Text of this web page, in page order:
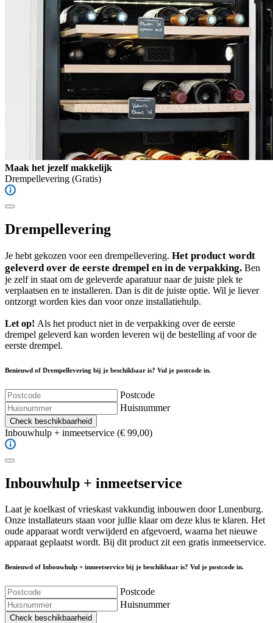
Maak het jezelf makkelijk
Drempellevering (Gratis)
Drempellevering
Je hebt gekozen voor een drempellevering. Het product wordt
geleverd over de eerste drempel en in de verpakking. Ben
je zelf in staat om de geleverde aparatuur naar de juiste plek te
verplaatsen en te installeren. Dan is dit de juiste optie. Wil je liever
ontzorgt worden kies dan voor onze installatiehulp.
Let op! Als het product niet in de verpakking over de eerste
drempel geleverd kan worden leveren wij de bestelling af voor de
eerste drempel.
Benieuwd of Drempellevering bij je beschikbaar is? Vul je postcode in.
Postcode
Huisnummer
Check beschikbaarheid
Inbouwhulp + inmeetservice (€ 99,00)
Inbouwhulp + inmeetservice
Laat je koelkast of vrieskast vakkundig inbouwen door Lunenburg.
Onze installateurs staan voor jullie klaar om deze klus te klaren. Het
oude apparaat wordt verwijderd en afgevoerd, waarna het nieuwe
apparaat geplaatst wordt. Bij dit product zit een gratis inmeetservice.
Benieuwd of Inbouwhulp + inmeetservice bij je beschikbaar is? Vul je postcode in.
Postcode
Huisnummer
Check beschikbaarheid